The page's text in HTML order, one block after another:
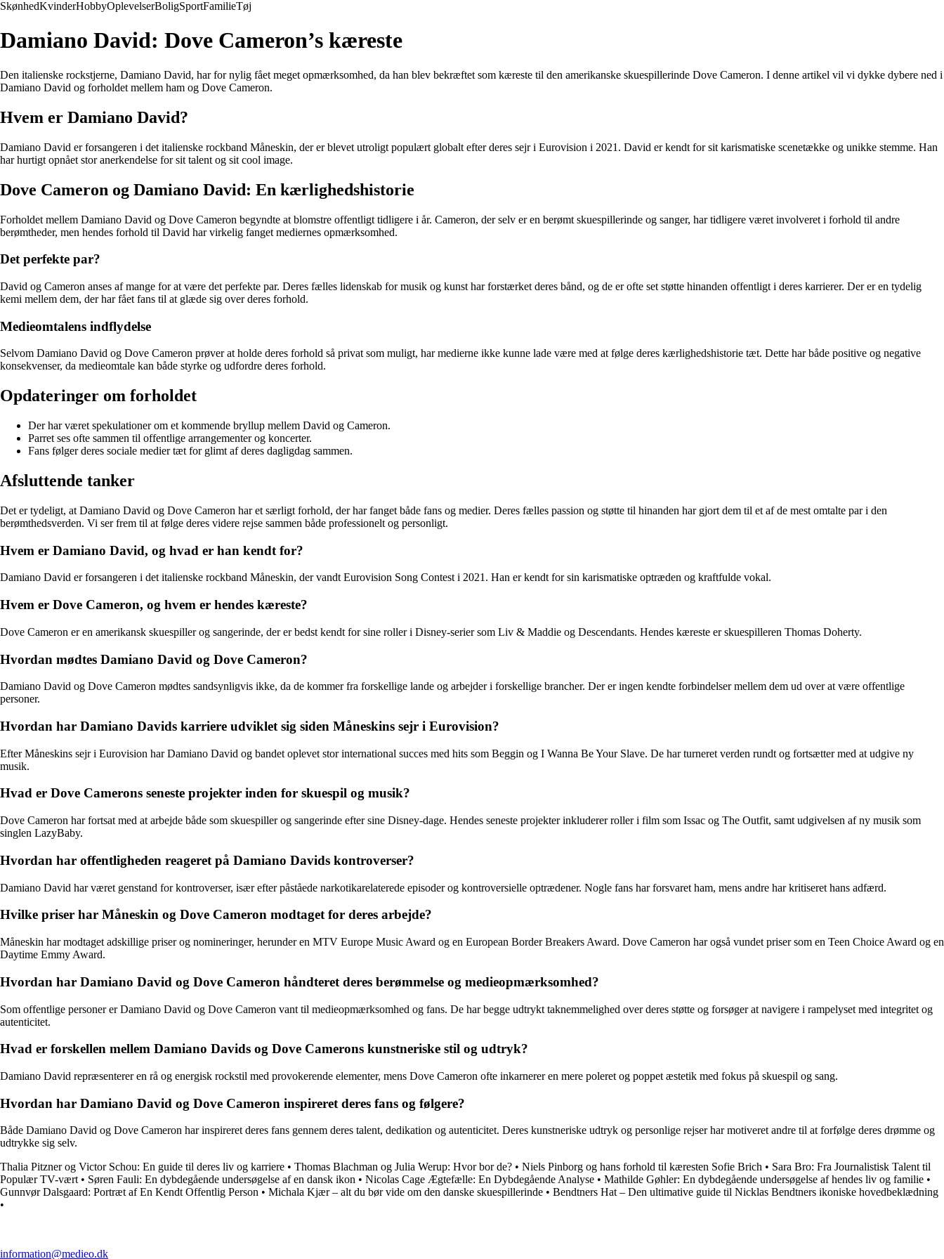
SkønhedKvinderHobbyOplevelserBoligSportFamilieTøj
Damiano David: Dove Cameron’s kæreste
Den italienske rockstjerne, Damiano David, har for nylig fået meget opmærksomhed, da han blev bekræftet som kæreste til den amerikanske skuespillerinde Dove Cameron. I denne artikel vil vi dykke dybere ned i
Damiano David og forholdet mellem ham og Dove Cameron.
Hvem er Damiano David?
Damiano David er forsangeren i det italienske rockband Måneskin, der er blevet utroligt populært globalt efter deres sejr i Eurovision i 2021. David er kendt for sit karismatiske scenetække og unikke stemme. Han
har hurtigt opnået stor anerkendelse for sit talent og sit cool image.
Dove Cameron og Damiano David: En kærlighedshistorie
Forholdet mellem Damiano David og Dove Cameron begyndte at blomstre offentligt tidligere i år. Cameron, der selv er en berømt skuespillerinde og sanger, har tidligere været involveret i forhold til andre
berømtheder, men hendes forhold til David har virkelig fanget mediernes opmærksomhed.
Det perfekte par?
David og Cameron anses af mange for at være det perfekte par. Deres fælles lidenskab for musik og kunst har forstærket deres bånd, og de er ofte set støtte hinanden offentligt i deres karrierer. Der er en tydelig
kemi mellem dem, der har fået fans til at glæde sig over deres forhold.
Medieomtalens indflydelse
Selvom Damiano David og Dove Cameron prøver at holde deres forhold så privat som muligt, har medierne ikke kunne lade være med at følge deres kærlighedshistorie tæt. Dette har både positive og negative
konsekvenser, da medieomtale kan både styrke og udfordre deres forhold.
Opdateringer om forholdet
Der har været spekulationer om et kommende bryllup mellem David og Cameron.
Parret ses ofte sammen til offentlige arrangementer og koncerter.
Fans følger deres sociale medier tæt for glimt af deres dagligdag sammen.
Afsluttende tanker
Det er tydeligt, at Damiano David og Dove Cameron har et særligt forhold, der har fanget både fans og medier. Deres fælles passion og støtte til hinanden har gjort dem til et af de mest omtalte par i den
berømthedsverden. Vi ser frem til at følge deres videre rejse sammen både professionelt og personligt.
Hvem er Damiano David, og hvad er han kendt for?
Damiano David er forsangeren i det italienske rockband Måneskin, der vandt Eurovision Song Contest i 2021. Han er kendt for sin karismatiske optræden og kraftfulde vokal.
Hvem er Dove Cameron, og hvem er hendes kæreste?
Dove Cameron er en amerikansk skuespiller og sangerinde, der er bedst kendt for sine roller i Disney-serier som Liv & Maddie og Descendants. Hendes kæreste er skuespilleren Thomas Doherty.
Hvordan mødtes Damiano David og Dove Cameron?
Damiano David og Dove Cameron mødtes sandsynligvis ikke, da de kommer fra forskellige lande og arbejder i forskellige brancher. Der er ingen kendte forbindelser mellem dem ud over at være offentlige
personer.
Hvordan har Damiano Davids karriere udviklet sig siden Måneskins sejr i Eurovision?
Efter Måneskins sejr i Eurovision har Damiano David og bandet oplevet stor international succes med hits som Beggin og I Wanna Be Your Slave. De har turneret verden rundt og fortsætter med at udgive ny
musik.
Hvad er Dove Camerons seneste projekter inden for skuespil og musik?
Dove Cameron har fortsat med at arbejde både som skuespiller og sangerinde efter sine Disney-dage. Hendes seneste projekter inkluderer roller i film som Issac og The Outfit, samt udgivelsen af ny musik som
singlen LazyBaby.
Hvordan har offentligheden reageret på Damiano Davids kontroverser?
Damiano David har været genstand for kontroverser, især efter påståede narkotikarelaterede episoder og kontroversielle optrædener. Nogle fans har forsvaret ham, mens andre har kritiseret hans adfærd.
Hvilke priser har Måneskin og Dove Cameron modtaget for deres arbejde?
Måneskin har modtaget adskillige priser og nomineringer, herunder en MTV Europe Music Award og en European Border Breakers Award. Dove Cameron har også vundet priser som en Teen Choice Award og en
Daytime Emmy Award.
Hvordan har Damiano David og Dove Cameron håndteret deres berømmelse og medieopmærksomhed?
Som offentlige personer er Damiano David og Dove Cameron vant til medieopmærksomhed og fans. De har begge udtrykt taknemmelighed over deres støtte og forsøger at navigere i rampelyset med integritet og
autenticitet.
Hvad er forskellen mellem Damiano Davids og Dove Camerons kunstneriske stil og udtryk?
Damiano David repræsenterer en rå og energisk rockstil med provokerende elementer, mens Dove Cameron ofte inkarnerer en mere poleret og poppet æstetik med fokus på skuespil og sang.
Hvordan har Damiano David og Dove Cameron inspireret deres fans og følgere?
Både Damiano David og Dove Cameron har inspireret deres fans gennem deres talent, dedikation og autenticitet. Deres kunstneriske udtryk og personlige rejser har motiveret andre til at forfølge deres drømme og
udtrykke sig selv.
Thalia Pitzner og Victor Schou: En guide til deres liv og karriere • Thomas Blachman og Julia Werup: Hvor bor de? • Niels Pinborg og hans forhold til kæresten Sofie Brich • Sara Bro: Fra Journalistisk Talent til
Populær TV-vært • Søren Fauli: En dybdegående undersøgelse af en dansk ikon • Nicolas Cage Ægtefælle: En Dybdegående Analyse • Mathilde Gøhler: En dybdegående undersøgelse af hendes liv og familie •
Gunnvør Dalsgaard: Portræt af En Kendt Offentlig Person • Michala Kjær – alt du bør vide om den danske skuespillerinde • Bendtners Hat – Den ultimative guide til Nicklas Bendtners ikoniske hovedbeklædning
•
information@medieo.dk